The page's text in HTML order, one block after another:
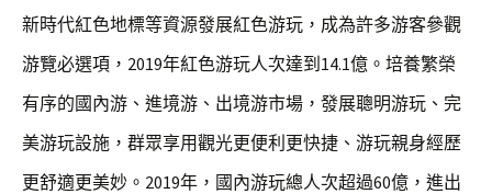
新時代紅色地標等資源發展紅色游玩，成為許多游客參觀
游覽必選項，2019年紅色游玩人次達到14.1億。培養繁榮
有序的國內游、進境游、出境游市場，發展聰明游玩、完
美游玩設施，群眾享用觀光更便利更快捷、游玩親身經歷
更舒適更美妙。2019年，國內游玩總人次超過60億，進出